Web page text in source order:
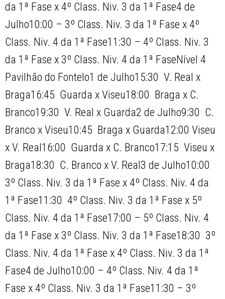
da 1ª Fase x 4º Class. Niv. 3 da 1ª Fase4 de
Julho10:00 – 3º Class. Niv. 3 da 1ª Fase x 4º
Class. Niv. 4 da 1ª Fase11:30 – 4º Class. Niv. 3
da 1ª Fase x 3º Class. Niv. 4 da 1ª FaseNível 4 
Pavilhão do Fontelo1 de Julho15:30  V. Real x
Braga16:45  Guarda x Viseu18:00  Braga x C.
Branco19:30  V. Real x Guarda2 de Julho9:30  C.
Branco x Viseu10:45  Braga x Guarda12:00 Viseu
x V. Real16:00  Guarda x C. Branco17:15  Viseu x
Braga18:30  C. Branco x V. Real3 de Julho10:00 
3º Class. Niv. 3 da 1ª Fase x 4º Class. Niv. 4 da
1ª Fase11:30  4º Class. Niv. 3 da 1ª Fase x 5º
Class. Niv. 4 da 1ª Fase17:00 – 5º Class. Niv. 4
da 1ª Fase x 3º Class. Niv. 3 da 1ª Fase18:30  3º
Class. Niv. 4 da 1ª Fase x 4º Class. Niv. 3 da 1ª
Fase4 de Julho10:00 – 4º Class. Niv. 4 da 1ª
Fase x 4º Class. Niv. 3 da 1ª Fase11:30 – 3º